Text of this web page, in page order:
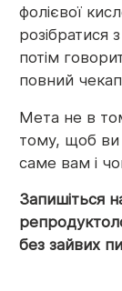
фолієвої
розібратися
потім
повний
Мета не в
тому, щоб
саме вам і
Запишіться
без зайвих